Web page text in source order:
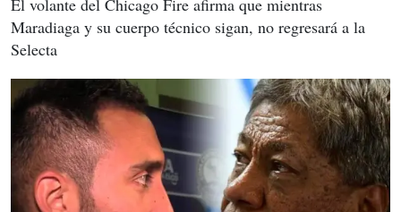
El volante del Chicago Fire afirma que mientras
Maradiaga y su cuerpo técnico sigan, no regresará a la
Selecta